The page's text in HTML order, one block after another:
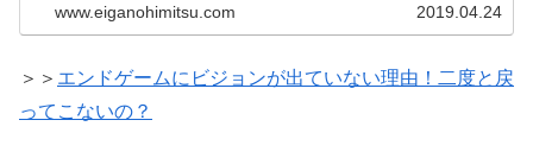
www.eiganohimitsu.com 2019.04.24
＞＞ エンドゲームにビジョンが出ていない理由！二度と戻
ってこないの？